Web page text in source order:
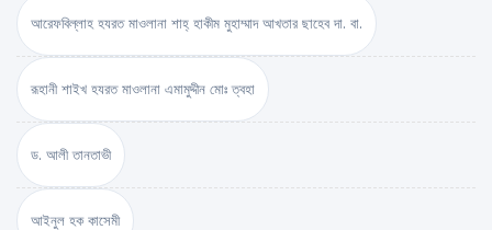
আরেফবিল্লাহ হযরত মাওলানা শাহ্ হাকীম মুহাম্মাদ আখতার ছাহেব দা. বা.
রূহানী শাইখ হযরত মাওলানা এমামুদ্দীন মোঃ ত্বহা
ড. আলী তানতাভী
আইনুল হক কাসেমী